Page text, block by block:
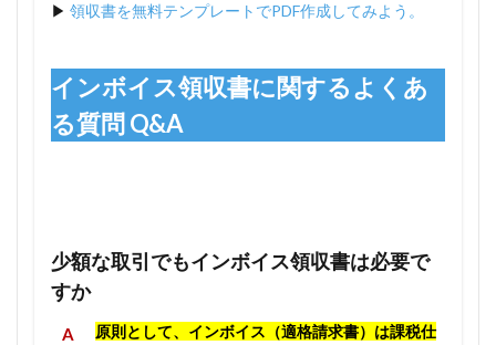
▶ 領収書を無料テンプレートでPDF作成してみよう。
インボイス領収書に関するよくあ
る質問 Q&A
少額な取引でもインボイス領収書は必要で
すか
原則として、インボイス（適格請求書）は課税仕